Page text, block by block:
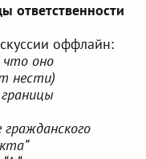
ответственности
оффлайн:
оно
нести)
гражданского